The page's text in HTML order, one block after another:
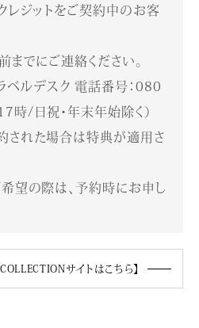
レジットをご契約中のお客
でにご連絡ください。
ベルデスク 電話番号：080
/日祝・年末年始除く）
れた場合は特典が適用さ
望の際は、予約時にお申し
サイトはこちら】